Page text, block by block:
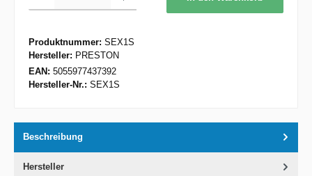
Produktnummer: SEX1S
Hersteller: PRESTON
EAN: 5055977437392
Hersteller-Nr.: SEX1S
Beschreibung
Hersteller